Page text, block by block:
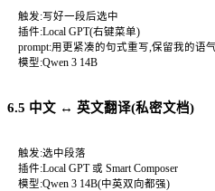
触发:写好一段后选中
插件:Local GPT(右键菜单)
prompt:用更紧凑的句式重写,保留我的语气
模型:Qwen 3 14B
6.5 中文 ↔ 英文翻译(私密文档)
触发:选中段落
插件:Local GPT 或 Smart Composer
模型:Qwen 3 14B(中英双向都强)